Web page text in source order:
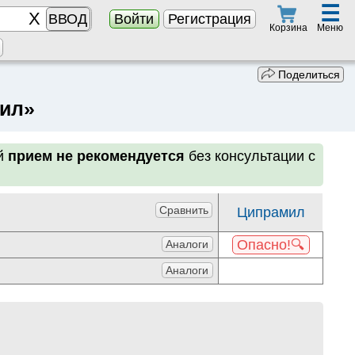
ВВОД Войти Регистрация
Корзина
☰
Меню
Поделиться
прием не рекомендуется без консультации с
Сравнить Ципрамил
Аналоги Опасно!🔍
Аналоги